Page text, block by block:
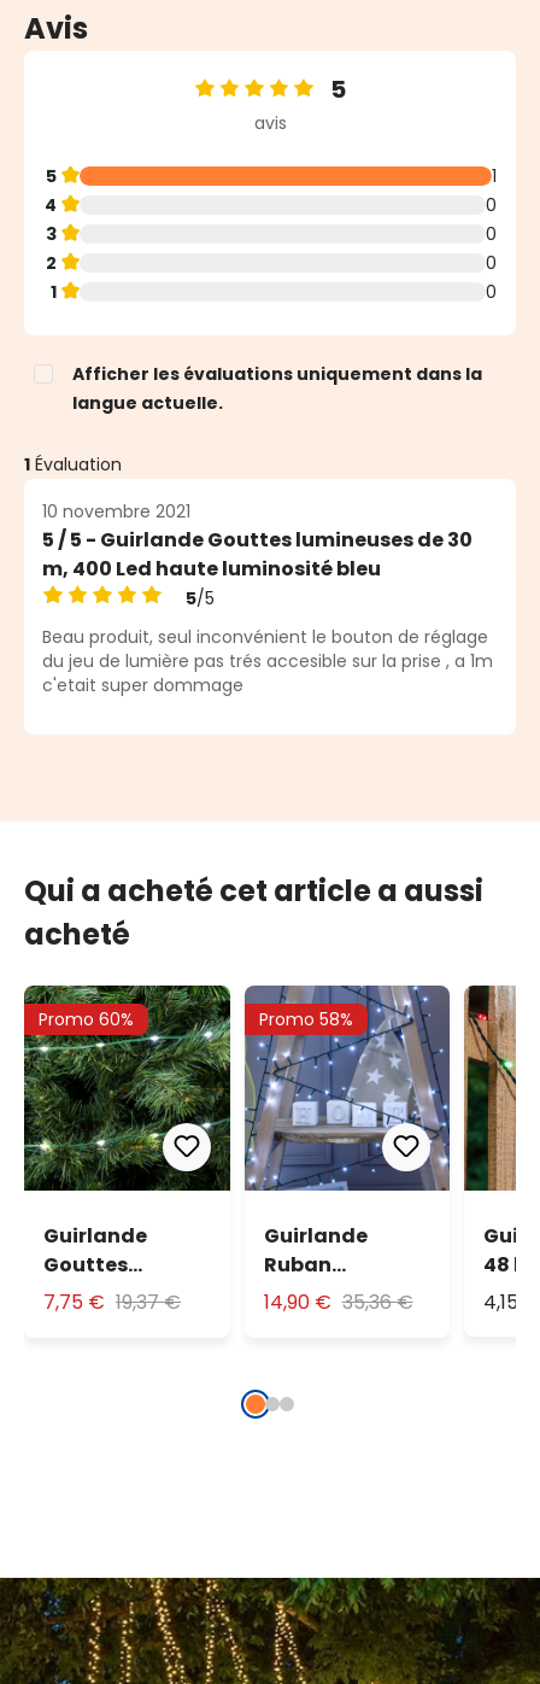
Avis
Note moyenne de 5 sur 5 étoiles
5
avis
5
1
4
0
3
0
2
0
1
0
Afficher les évaluations uniquement dans la
langue actuelle.
1 Évaluation
10 novembre 2021
5 / 5 - Guirlande Gouttes lumineuses de 30
m, 400 Led haute luminosité bleu
Note moyenne de 5 sur 5 étoiles
5/5
Beau produit, seul inconvénient le bouton de réglage
du jeu de lumière pas trés accesible sur la prise , a 1m
c'etait super dommage
Qui a acheté cet article a aussi
acheté
Promo 60%
Guirlande
Gouttes
lumineuses de
7,75 € 19,37 €
Promo 58%
Guirlande
Ruban
Lumineux 30,5
14,90 € 35,36 €
48
4,15 €